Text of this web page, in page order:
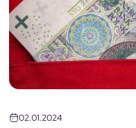
02.01.2024